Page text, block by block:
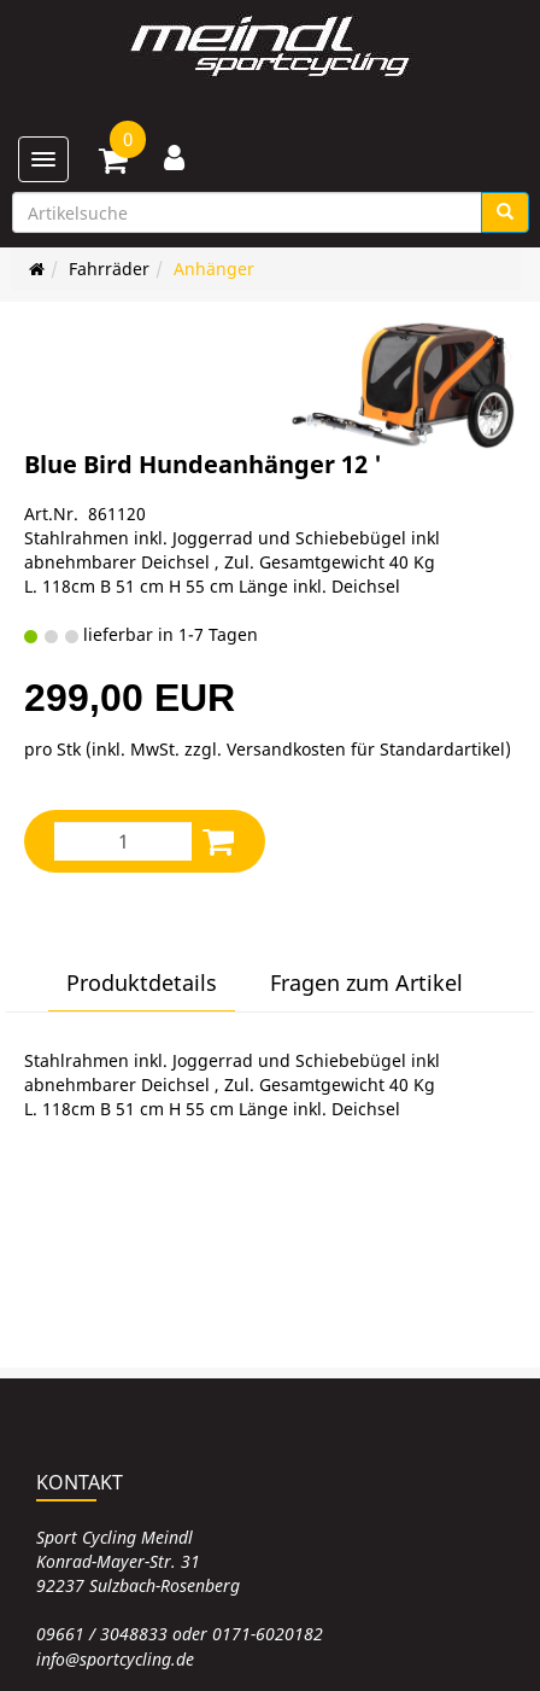
Toggle navigation
0
Fahrräder Anhänger
Blue Bird Hundeanhänger 12 '
Art.Nr. 861120
Stahlrahmen inkl. Joggerrad und Schiebebügel inkl
abnehmbarer Deichsel , Zul. Gesamtgewicht 40 Kg
L. 118cm B 51 cm H 55 cm Länge inkl. Deichsel
lieferbar in 1-7 Tagen
299,00 EUR
pro Stk (inkl. MwSt. zzgl. Versandkosten für Standardartikel)
Produktdetails Fragen zum Artikel
Stahlrahmen inkl. Joggerrad und Schiebebügel inkl
abnehmbarer Deichsel , Zul. Gesamtgewicht 40 Kg
L. 118cm B 51 cm H 55 cm Länge inkl. Deichsel
KONTAKT
Sport Cycling Meindl
Konrad-Mayer-Str. 31
92237 Sulzbach-Rosenberg
09661 / 3048833 oder 0171-6020182
info@sportcycling.de